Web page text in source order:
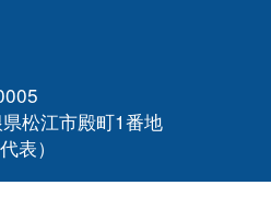
松江市殿町1番地
表）